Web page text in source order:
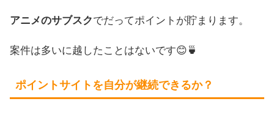
アニメのサブスクでだってポイントが貯まります。
案件は多いに越したことはないです😊🍵
ポイントサイトを自分が継続できるか？